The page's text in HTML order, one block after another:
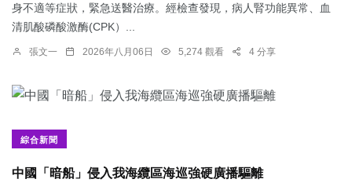
身不適等症狀，緊急送醫治療。經檢查發現，病人腎功能異常、血
清肌酸磷酸激酶(CPK）...
張文一 2026年八月06日 5,274 觀看 4 分享
綜合新聞
中國「暗船」侵入我海纜區海巡強硬廣播驅離